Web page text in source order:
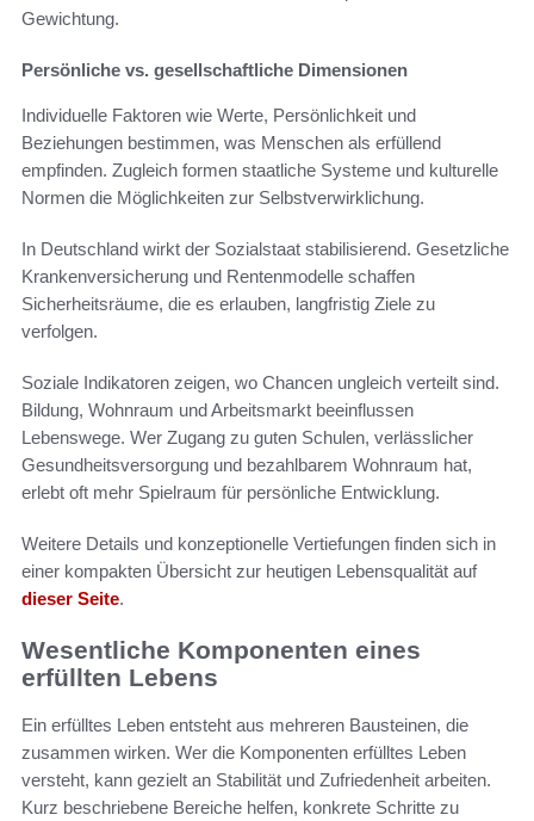
Gewichtung.
Persönliche vs. gesellschaftliche Dimensionen
Individuelle Faktoren wie Werte, Persönlichkeit und
Beziehungen bestimmen, was Menschen als erfüllend
empfinden. Zugleich formen staatliche Systeme und kulturelle
Normen die Möglichkeiten zur Selbstverwirklichung.
In Deutschland wirkt der Sozialstaat stabilisierend. Gesetzliche
Krankenversicherung und Rentenmodelle schaffen
Sicherheitsräume, die es erlauben, langfristig Ziele zu
verfolgen.
Soziale Indikatoren zeigen, wo Chancen ungleich verteilt sind.
Bildung, Wohnraum und Arbeitsmarkt beeinflussen
Lebenswege. Wer Zugang zu guten Schulen, verlässlicher
Gesundheitsversorgung und bezahlbarem Wohnraum hat,
erlebt oft mehr Spielraum für persönliche Entwicklung.
Weitere Details und konzeptionelle Vertiefungen finden sich in
einer kompakten Übersicht zur heutigen Lebensqualität auf
dieser Seite.
Wesentliche Komponenten eines
erfüllten Lebens
Ein erfülltes Leben entsteht aus mehreren Bausteinen, die
zusammen wirken. Wer die Komponenten erfülltes Leben
versteht, kann gezielt an Stabilität und Zufriedenheit arbeiten.
Kurz beschriebene Bereiche helfen, konkrete Schritte zu